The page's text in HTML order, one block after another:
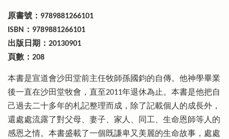
原書號：9789881266101
ISBN：9789881266101
出版日期：20130901
頁數：208
本書是宣道會沙田堂前主任牧師孫國鈞的自傳。他神學畢業
後一直在沙田堂牧會，直至2011年退休為止。本書是他把自
己過去二十多年的札記整理而成，除了記載個人的成長外，
還處處流露了對父母、妻子、家人、同工、生命恩師等人的
感恩之情。本書盛載了一個既謙卑又美麗的生命故事，處處